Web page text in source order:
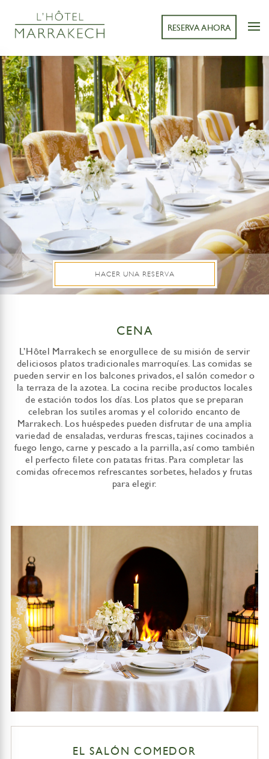
RESERVA AHORA
HACER UNA RESERVA
CENA
L’Hôtel Marrakech se enorgullece de su misión de servir
deliciosos platos tradicionales marroquíes. Las comidas se
pueden servir en los balcones privados, el salón comedor o
la terraza de la azotea. La cocina recibe productos locales
de estación todos los días. Los platos que se preparan
celebran los sutiles aromas y el colorido encanto de
Marrakech. Los huéspedes pueden disfrutar de una amplia
variedad de ensaladas, verduras frescas, tajines cocinados a
fuego lengo, carne y pescado a la parrilla, así como también
el perfecto filete con patatas fritas. Para completar las
comidas ofrecemos refrescantes sorbetes, helados y frutas
para elegir.
EL SALÓN COMEDOR